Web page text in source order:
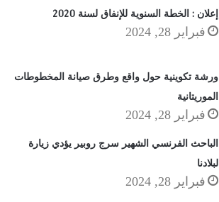
إعلان : الخطة السنوية للإنفاق لسنة 2020
فبراير 28, 2024
ورشة تكوينية حول واقع وطرق صيانة المخطوطات
الموريتانية
فبراير 28, 2024
الباحث الفرنسي الشهير سرج روبير يؤدي زيارة
لبلادنا
فبراير 28, 2024